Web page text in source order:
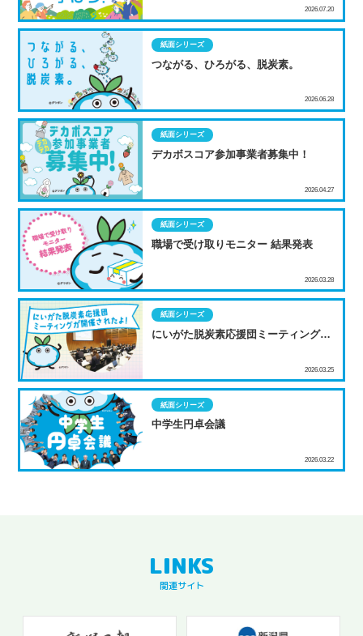
2026.07.20
つながる、ひろがる、脱炭素。
紙面シリーズ
2026.06.28
デカボスコア参加事業者募集中！
紙面シリーズ
2026.04.27
職場で受け取りモニター 結果発表
紙面シリーズ
2026.03.28
にいがた脱炭素応援団ミーティングが
紙面シリーズ
2026.03.25
中学生円卓会議
紙面シリーズ
2026.03.22
関連サイト